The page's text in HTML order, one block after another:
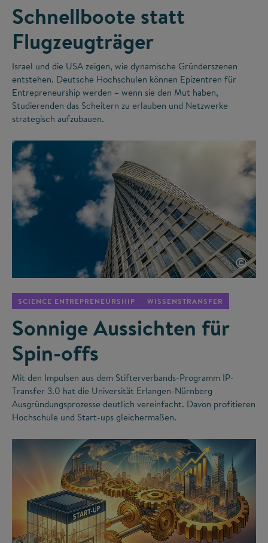
Schnellboote statt
Flugzeugträger
Israel und die USA zeigen, wie dynamische Gründerszenen
entstehen. Deutsche Hochschulen können Epizentren für
Entrepreneurship werden – wenn sie den Mut haben,
Studierenden das Scheitern zu erlauben und Netzwerke
strategisch aufzubauen.
©
SCIENCE ENTREPRENEURSHIP WISSENSTRANSFER
Sonnige Aussichten für
Spin-offs
Mit den Impulsen aus dem Stifterverbands-Programm IP-
Transfer 3.0 hat die Universität Erlangen-Nürnberg
Ausgründungsprozesse deutlich vereinfacht. Davon profitieren
Hochschule und Start-ups gleichermaßen.